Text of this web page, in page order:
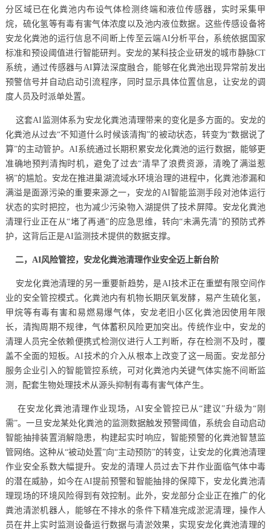
分区域已在化粪池内布设气体检测终端和液位传感器，实时采集甲
烷，硫化氢等有毒有害气体浓度以及池内液位数据。这些传感设备将
安龙化粪池的运行信息不间断上传至云端AI分析平台，系统依据国家
标准和预设阈值进行智能研判。安龙的某科技企业研发的城市静脉CT
系统，通过传感器与AI算法深度融合，能够在化粪池出现异常前发出
预警信号并自动启动引流程序，同时显示具体位置信息，让安龙的调
度人员及时派单处置。
这套AI监测体系为安龙化粪池清理带来的变化是多方面的。安龙的
化粪池从过去“不知道什么时候该清掏”的被动状态，转变为“数据说了
算”的主动管护。AI系统通过长期积累安龙化粪池的运行数据，能够更
准确地预判清掏时机，避免了过去“清早了浪费资源，清晚了满溢惹
祸”的尴尬。安龙在推进巢湖流域水环境治理的进程中，化粪池渗漏和
满溢是面源污染的重要来源之一，安龙的AI智能监测手段对池体运行
状态的实时把控，也为减少污染物入湖提供了技术屏障。安龙化粪池
清理行业正在从“堵了再通”的应急思维，转向“未满先清”的预防式养
护，这背后正是AI监测技术提供的数据支撑。
二，AI风险管控，安龙化粪池清理作业安全迈上新台阶
安龙化粪池清理的另一重要新趋势，是AI技术正在重塑有限空间作
业的安全管控模式。化粪池内有机物长期厌氧发酵，易产生硫化氢，
甲烷等有毒有害和易燃易爆气体，安龙老旧小区化粪池因使用年限
长，清掏周期不规律，气体蓄积风险更加突出。传统作业中，安龙的
清理人员完全依赖便携式检测仪进行人工判断，存在检测不及时，覆
盖不全面的短板。AI技术的介入从根本上改变了这一局面。安龙部分
服务企业引入的智能管控系统，可对化粪池内关键气体实施不间断监
测，配套生物处理技术从源头抑制有毒有害气体产生。
在安龙化粪池清理作业现场，AI安全管控已从“建议”升级为“刚
需”。一旦安龙某处化粪池的监测数据触发预警阈值，系统会自动启动
智能抽排装置消解隐患，构建起实时响应，智能预警的化粪池智慧监
管网络。这种从“被动处置”向“主动预防”的转变，让安龙的化粪池清理
作业安全系数大幅提升。安龙的清理人员过去下井作业面临气体中毒
的潜在威胁，如今在AI提前预警和智能抽排的保障下，安龙化粪池清
理现场的环境风险得到有效控制。此外，安龙部分企业正在推广的化
粪池清淤机器人，能够在不排水的条件下精准完成淤泥清理，操作人
员在井上实时监测设备运行数据与清淤效果，实现安龙化粪池清理的